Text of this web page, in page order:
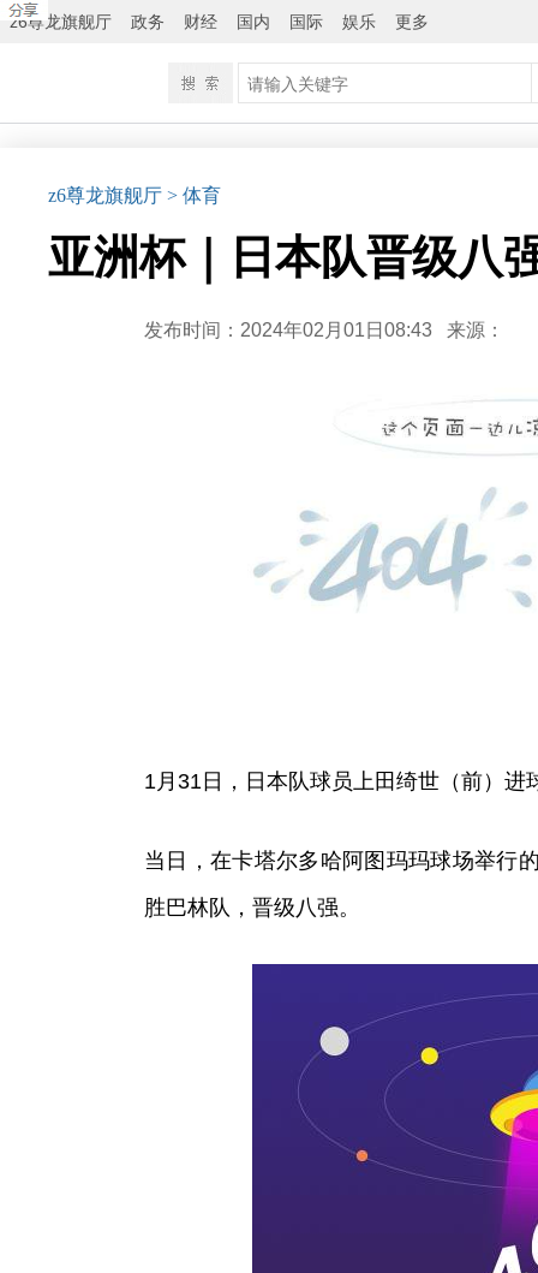
z6尊龙旗舰厅 政务 财经 国内 国际 娱乐 更多
z6尊龙旗舰厅 > 体育
亚洲杯｜日本队晋级八
发布时间：2024年02月01日08:43 来源：
1月31日，日本队球员上田绮世（前）进
当日，在卡塔尔多哈阿图玛玛球场举行
胜巴林队，晋级八强。